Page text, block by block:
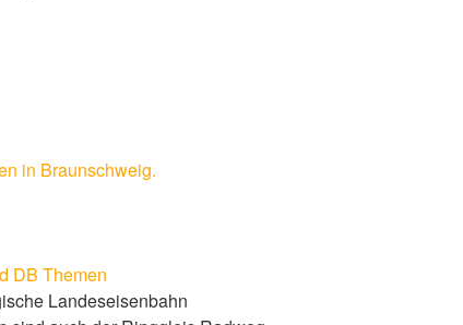
in Braunschweig.
DB Themen
Landeseisenbahn